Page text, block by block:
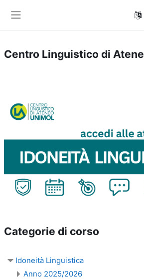
Centro Linguistico di
Categorie di corso
Idoneità Linguistica
Anno 2025/2026